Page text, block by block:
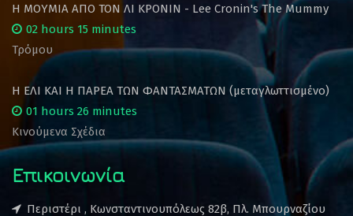
Η ΜΟΥΜΙΑ ΑΠΟ ΤΟΝ ΛΙ ΚΡΟΝΙΝ - Lee Cronin's The Mummy
02 hours 15 minutes
Τρόμου
Η ΕΛΙ ΚΑΙ Η ΠΑΡΕΑ ΤΩΝ ΦΑΝΤΑΣΜΑΤΩΝ (μεταγλωττισμένο)
01 hours 26 minutes
Κινούμενα Σχέδια
Επικοινωνία
Περιστέρι , Κωνσταντινουπόλεως 82β, Πλ. Μπουρναζίου